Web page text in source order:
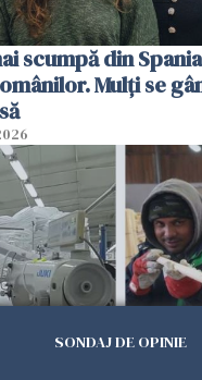
scumpă din
Mulți se
SONDAJ DE OPINIE